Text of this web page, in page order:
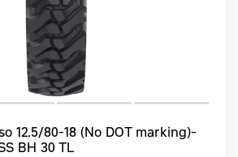
12.5/80-18 (No DOT marking)-
BH 30 TL